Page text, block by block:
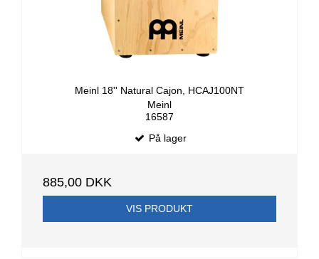
Meinl 18'' Natural Cajon, HCAJ100NT
Meinl
16587
På lager
885,00 DKK
VIS PRODUKT